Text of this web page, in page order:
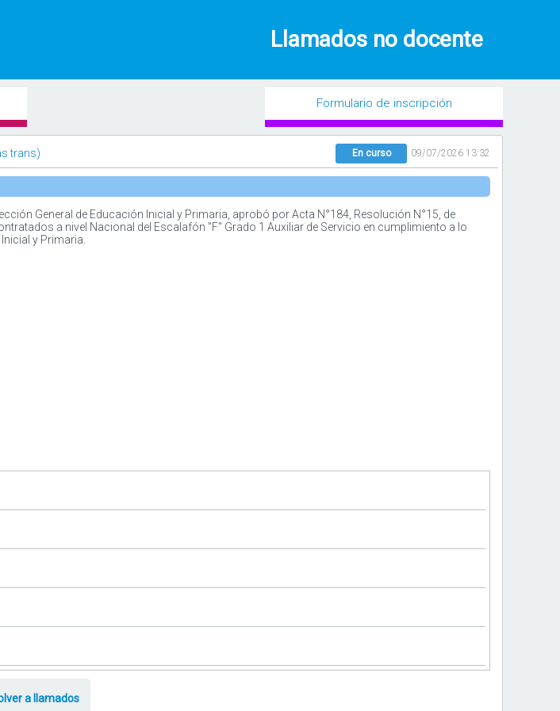
Llamados no docente
Formulario de inscripción
trans) 09/07/2026 13:32
En curso
General de Educación Inicial y Primaria, aprobó por Acta N°184, Resolución N°15, de
a nivel Nacional del Escalafón "F" Grado 1 Auxiliar de Servicio en cumplimiento a lo
y Primaria.
a llamados